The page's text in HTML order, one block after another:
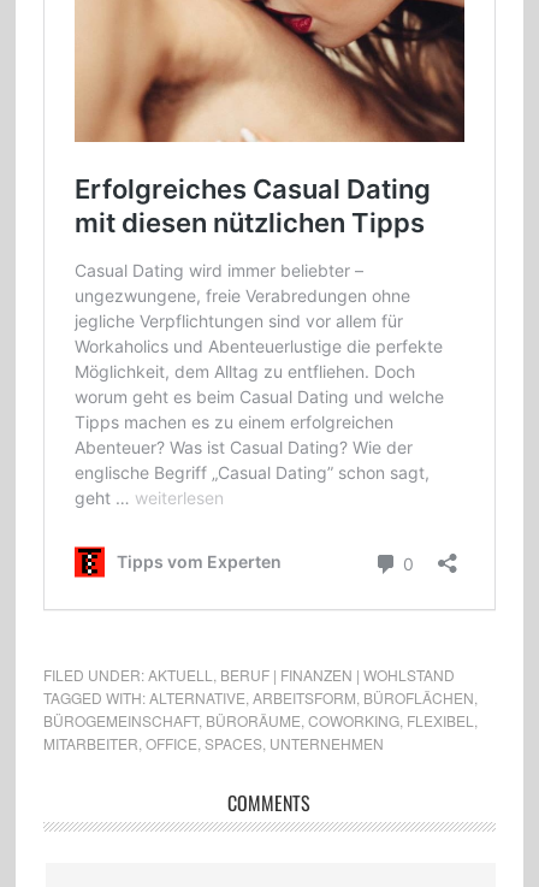
FILED UNDER:AKTUELL
BERUF | FINANZEN | WOHLSTAND
TAGGED WITH:ALTERNATIVE ARBEITSFORM BÜROFLÄCHEN
BÜROGEMEINSCHAFT, BÜRORÄUME COWORKING, FLEXIBEL
MITARBEITER OFFICE SPACES, UNTERNEHMEN
COMMENTS